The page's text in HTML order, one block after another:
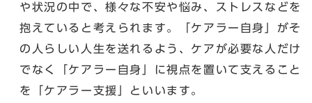
や状況の中で、様々な不安や悩み、ストレスなどを
抱えていると考えられます。「ケアラー自身」がそ
の人らしい人生を送れるよう、ケアが必要な人だけ
でなく「ケアラー自身」に視点を置いて支えること
を「ケアラー支援」といいます。